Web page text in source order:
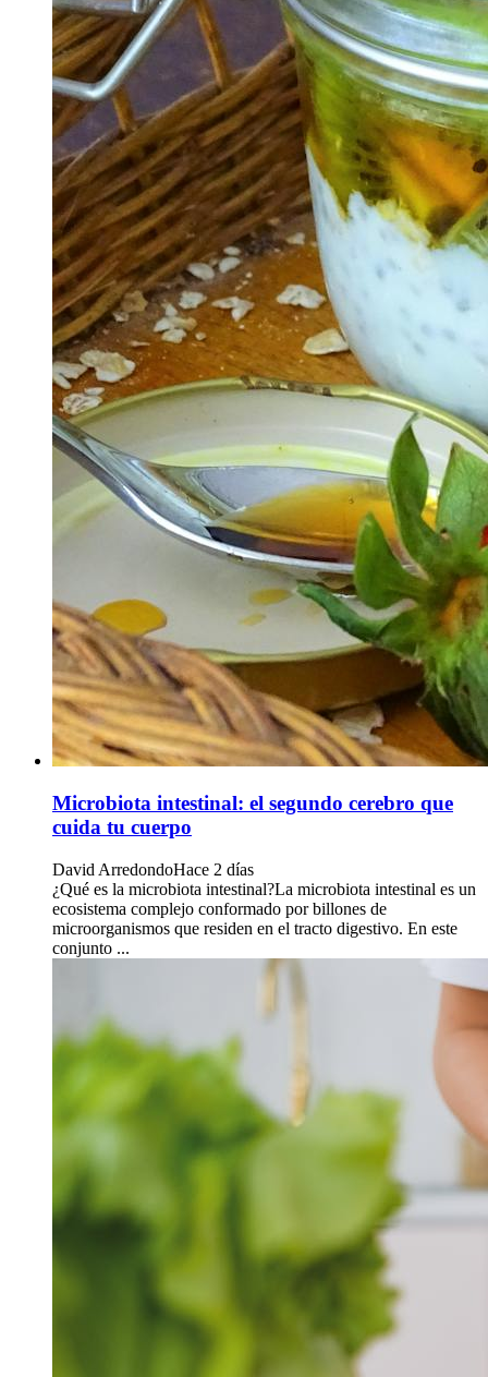
Microbiota intestinal: el segundo cerebro que
cuida tu cuerpo
David ArredondoHace 2 días
¿Qué es la microbiota intestinal?La microbiota intestinal es un
ecosistema complejo conformado por billones de
microorganismos que residen en el tracto digestivo. En este
conjunto ...